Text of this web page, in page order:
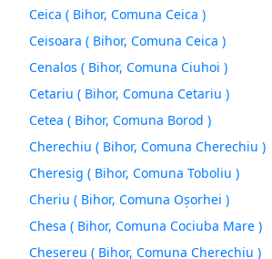
Ceica ( Bihor, Comuna Ceica )
Ceisoara ( Bihor, Comuna Ceica )
Cenalos ( Bihor, Comuna Ciuhoi )
Cetariu ( Bihor, Comuna Cetariu )
Cetea ( Bihor, Comuna Borod )
Cherechiu ( Bihor, Comuna Cherechiu )
Cheresig ( Bihor, Comuna Toboliu )
Cheriu ( Bihor, Comuna Oşorhei )
Chesa ( Bihor, Comuna Cociuba Mare )
Chesereu ( Bihor, Comuna Cherechiu )